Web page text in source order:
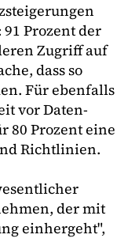
Prozent der
Zugriff auf
dass so
Für ebenfalls
vor Daten-
80 Prozent eine
Richtlinien.
der mit
einhergeht",